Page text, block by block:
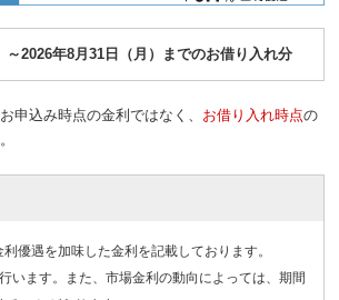
～2026年8月31日（月）までのお借り入れ分
申込み時点の金利ではなく、 お借り入れ時点の
優遇を加味した金利を記載しております。
います。また、市場金利の動向によっては、期間